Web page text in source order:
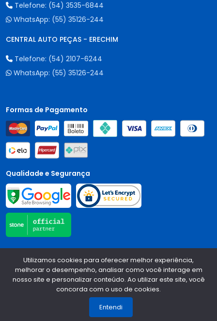
Telefone: (54) 3535-6844
WhatsApp: (55) 35126-244
CENTRAL AUTO PEÇAS - ERECHIM
Telefone: (54) 2107-6244
WhatsApp: (55) 35126-244
Formas de Pagamento
Qualidade e Segurança
Central Auto Peças - CNPJ: 90.196.999/0001-89
Todos os
direitos reservados.2026
Desenvolvido Por:
Utilizamos cookies para oferecer melhor experiência,
melhorar o desempenho, analisar como você interage em
nosso site e personalizar conteúdo. Ao utilizar este site, você
concorda com o uso de cookies.
Entendi